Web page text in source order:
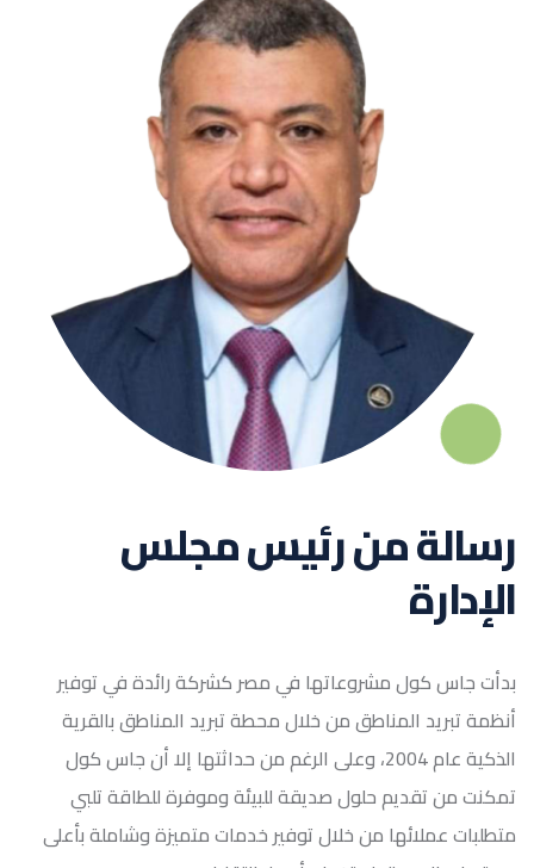
رسالة من رئيس مجلس
الإدارة
بدأت جاس كول مشروعاتها في مصر كشركة رائدة في توفير
أنظمة تبريد المناطق من خلال محطة تبريد المناطق بالقرية
الذكية عام 2004، وعلى الرغم من حداثتها إلا أن جاس كول
تمكنت من تقديم حلول صديقة للبيئة وموفرة للطاقة تلبي
متطلبات عملائها من خلال توفير خدمات متميزة وشاملة بأعلى